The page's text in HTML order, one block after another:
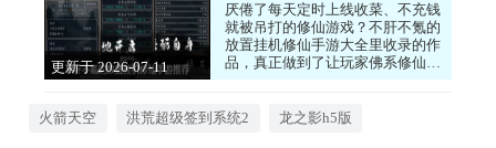
更新于 2026-07-11
厌倦了每天定时上线收菜、不充钱
就被吊打的修仙游戏？不肝不氪的
放置挂机修仙手游大全里收录的作
品，真正做到了让玩家佛系修仙。
角色会自动打坐修炼、探索秘境，
只需要偶尔上线，一键领取海量收
火箭天空 洪荒超级签到系统2 龙之影h5版